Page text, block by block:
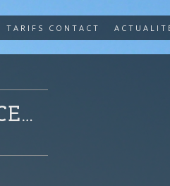
TARIFS CONTACT